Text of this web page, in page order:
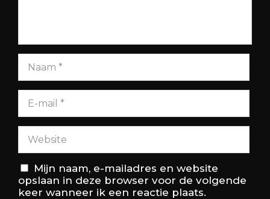
Mijn naam, e-mailadres en website
opslaan in deze browser voor de volgende
keer wanneer ik een reactie plaats.